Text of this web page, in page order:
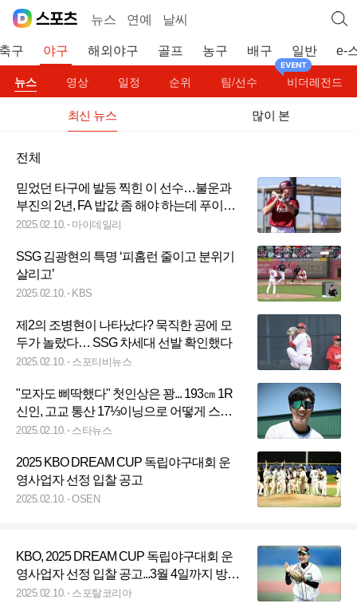
뉴스 연예 날씨
구 야구 해외야구 골프 농구 배구 일반 e-
뉴스 영상 일정 순위 팀/선수 비더레전드
최신 뉴스 많이 본
전체
믿었던 타구에 발등 찍힌 이 선수…불운과
부진의 2년, FA 밥값 좀 해야 하는데 푸이그·
카디네스 등장
2025.02.10. 마이데일리
SSG 김광현의 특명 ‘피홈런 줄이고 분위기
살리고’
2025.02.10. KBS
제2의 조병현이 나타났다? 묵직한 공에 모
두가 놀랐다… SSG 차세대 선발 확인했다
2025.02.10. 스포티비뉴스
"모자도 삐딱했다" 첫인상은 꽝... 193㎝ 1R
신인, 고교 통산 17⅓이닝으로 어떻게 스카
우트 마음 사로잡았나
2025.02.10. 스타뉴스
2025 KBO DREAM CUP 독립야구대회 운
영사업자 선정 입찰 공고
2025.02.10. OSEN
KBO, 2025 DREAM CUP 독립야구대회 운
영사업자 선정 입찰 공고...3월 4일까지 방문
접수
2025.02.10. 스포탈코리아